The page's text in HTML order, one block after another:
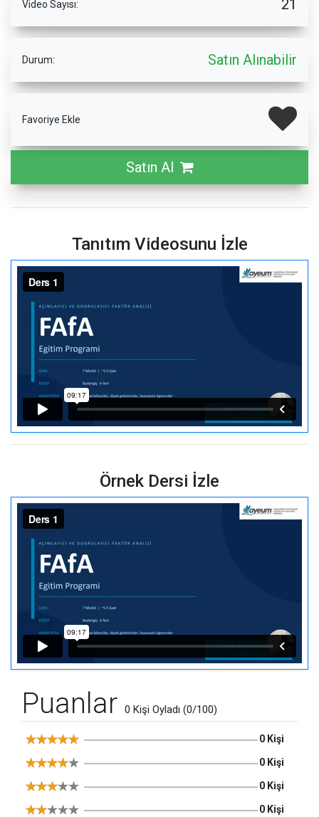
Video Sayısı: 21
Durum: Satın Alınabilir
Favoriye Ekle
Satın Al
Tanıtım Videosunu İzle
Örnek Dersi İzle
Puanlar 0 Kişi Oyladı (0/100)
0 Kişi
0 Kişi
0 Kişi
0 Kişi